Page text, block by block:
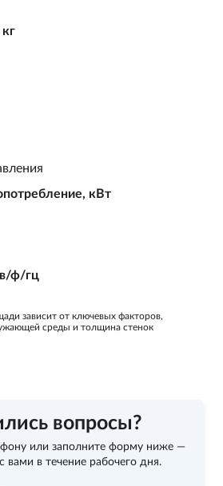
кВт
в/ф/гц
зависит от ключевых факторов,
среды и толщина стенок
вопросы?
или заполните форму ниже —
вами в течение рабочего дня.